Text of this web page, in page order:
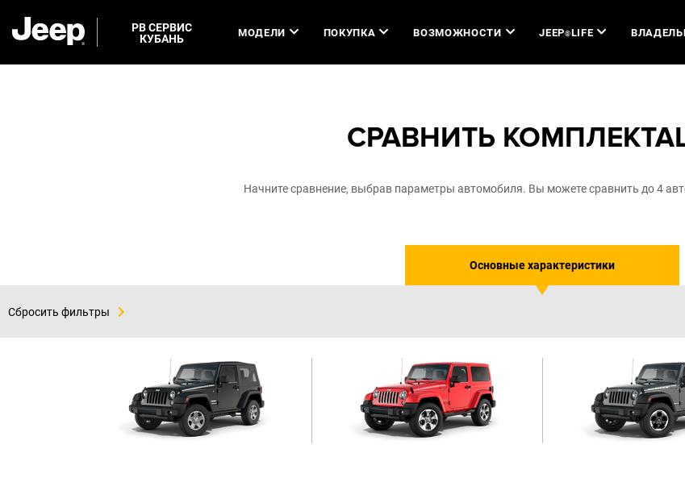
РВ СЕРВИС
КУБАНЬ
МОДЕЛИ ПОКУПКА ВОЗМОЖНОСТИ JEEP®LIFE
СРАВНИТЬ
Начните сравнение, выбрав параметры автомобиля. Вы можете сравнить до 4
Основные характеристики
Сбросить фильтры